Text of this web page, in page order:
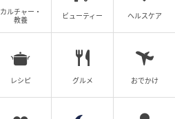
カルチャー・
教養
ビューティー ヘルスケア
レシピ グルメ おでかけ